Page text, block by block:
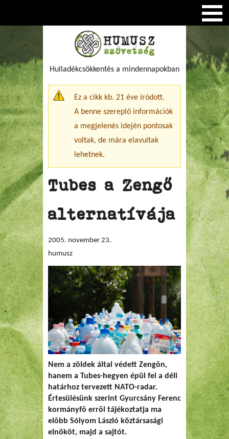
Hulladékcsökkentés a mindennapokban
Figyelmeztető üzenet
Ez a cikk kb. 21 éve íródott.
A benne szereplő információk
a megjelenés idején pontosak
voltak, de mára elavultak
lehetnek.
Tubes a Zengő
alternatívája
2005. november 23.
humusz
Nem a zöldek által védett Zengõn,
hanem a Tubes-hegyen épül fel a déli
határhoz tervezett NATO-radar.
Értesülésünk szerint Gyurcsány Ferenc
kormányfõ errõl tájékoztatja ma
elõbb Sólyom László köztársasági
elnököt, majd a sajtót.